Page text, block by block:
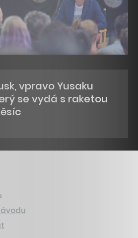
vpravo Yusaku
se vydá s raketou